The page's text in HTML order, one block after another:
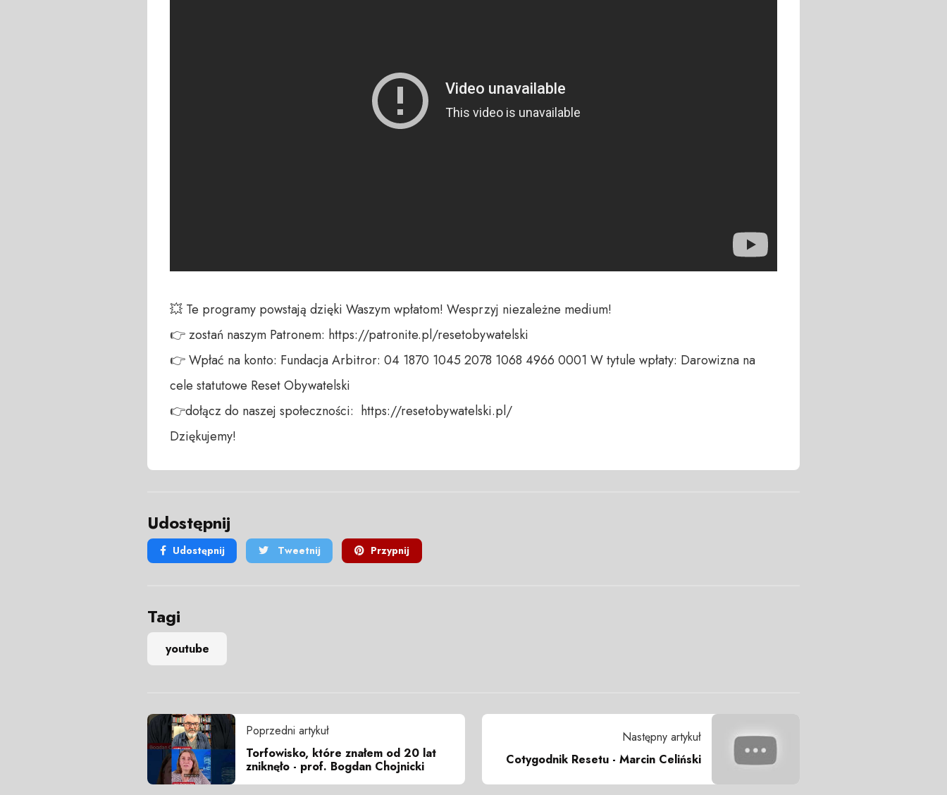
💥 Te programy powstają dzięki Waszym wpłatom! Wesprzyj niezależne medium!
👉 zostań naszym Patronem: https://patronite.pl/resetobywatelski
👉 Wpłać na konto: Fundacja Arbitror: 04 1870 1045 2078 1068 4966 0001 W tytule wpłaty: Darowizna na
cele statutowe Reset Obywatelski
👉dołącz do naszej społeczności:  https://resetobywatelski.pl/
Dziękujemy!
Udostępnij
Udostępnij Tweetnij Przypnij
Tagi
youtube
Poprzedni artykuł
Torfowisko, które znałem od 20 lat
zniknęło - prof. Bogdan Chojnicki
Następny artykuł
Cotygodnik Resetu - Marcin Celiński